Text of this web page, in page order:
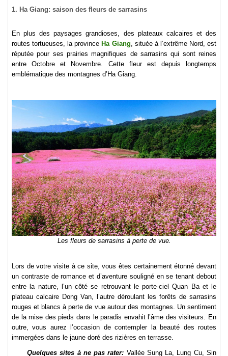
1. Ha Giang: saison des fleurs de sarrasins
En plus des paysages grandioses, des plateaux calcaires et des
routes tortueuses, la provinceHa Giang , située à l’extrême Nord, est
réputée pour ses prairies magnifiques de sarrasins qui sont reines
entre Octobre et Novembre. Cette fleur est depuis longtemps
emblématique des montagnes d’Ha Giang.
Les fleurs de sarrasins à perte de vue.
Lors de votre visite à ce site, vous êtes certainement étonné devant
un contraste de romance et d’aventure souligné en se tenant debout
entre la nature, l’un côté se retrouvant le porte-ciel Quan Ba et le
plateau calcaire Dong Van, l’autre déroulant les forêts de sarrasins
rouges et blancs à perte de vue autour des montagnes. Un sentiment
de la mise des pieds dans le paradis envahit l’âme des visiteurs. En
outre, vous aurez l’occasion de contempler la beauté des routes
immergées dans le jaune doré des rizières en terrasse.
Quelques sites à ne pas rater: Vallée Sung La, Lung Cu, Sin